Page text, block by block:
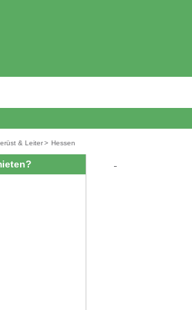
& Leiter> Hessen